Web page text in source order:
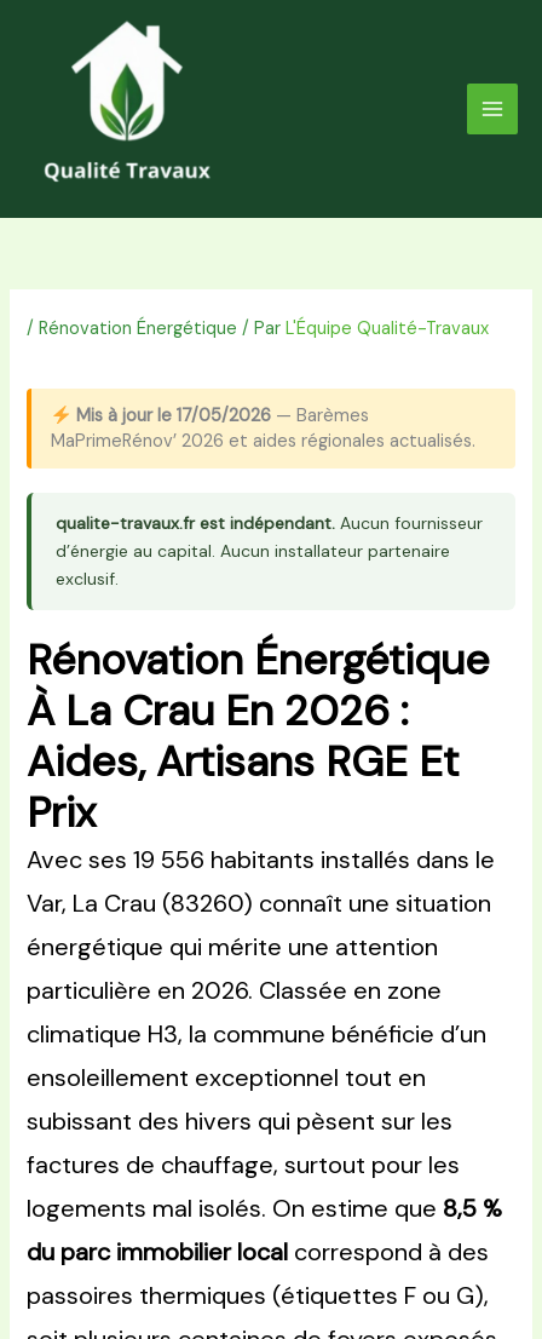
/Rénovation Énergétique / ParL'Équipe Qualité-Travaux
Mis à jour le 17/05/2026 — Barèmes
MaPrimeRénov’ 2026 et aides régionales actualisés.
qualite-travaux.fr est indépendant. Aucun fournisseur
d’énergie au capital. Aucun installateur partenaire
exclusif.
Rénovation Énergétique
À La Crau En 2026 :
Aides, Artisans RGE Et
Prix
Avec ses 19 556 habitants installés dans le
Var, La Crau (83260) connaît une situation
énergétique qui mérite une attention
particulière en 2026. Classée en zone
climatique H3, la commune bénéficie d’un
ensoleillement exceptionnel tout en
subissant des hivers qui pèsent sur les
factures de chauffage, surtout pour les
logements mal isolés. On estime que 8,5 %
du parc immobilier local correspond à des
passoires thermiques (étiquettes F ou G),